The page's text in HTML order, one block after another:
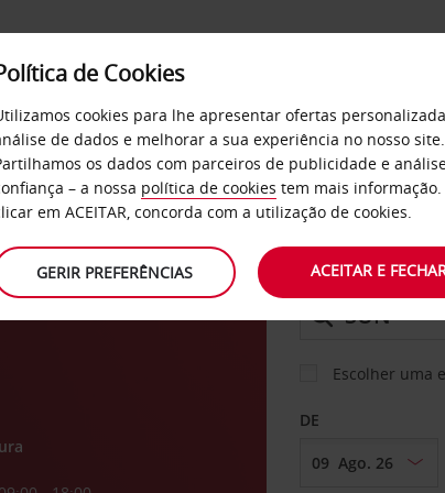
SERVIÇOS EMPRESAS
de
CARRO
LEVANTAR EM
Escolher uma
DE
de Cookies
cookies para lhe apresentar ofertas
de dados e melhorar a sua experiência no nosso site.
os dados com parceiros de publicidade e
– a nossa política de cookies tem mais informação.
em ACEITAR, concorda com a utilização de cookies.
GERIR PREFERÊNCIAS ACEITAR E